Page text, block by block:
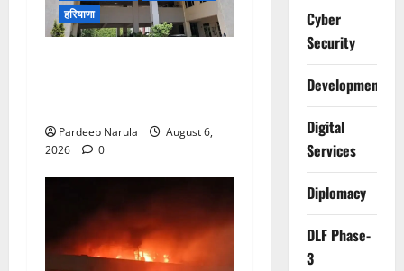
हरियाणा
Pardeep Narula
August 6,
2026
0
Cyber
Security
Development
Digital
Services
Diplomacy
DLF Phase-
3